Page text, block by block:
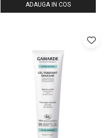
ADAUGA IN COS